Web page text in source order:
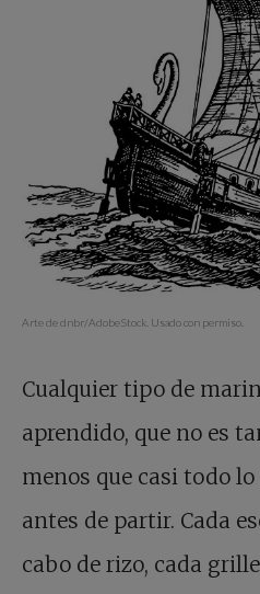
Arte de dnbr/AdobeStock. Usado con permiso.
Cualquier tipo de
aprendido, que no es
menos que casi todo
antes de partir. Cada
cabo de rizo, cada